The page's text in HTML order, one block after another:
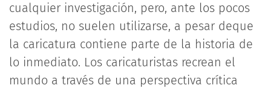
cualquier investigación, pero, ante los pocos
estudios, no suelen utilizarse, a pesar deque
la caricatura contiene parte de la historia de
lo inmediato. Los caricaturistas recrean el
mundo a través de una perspectiva crítica